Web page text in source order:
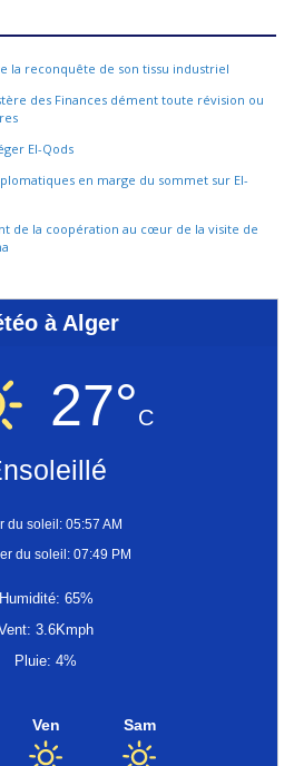
la reconquête de son tissu industriel
des Finances dément toute révision ou
El-Qods
en marge du sommet sur El-
de la coopération au cœur de la visite de
à Alger
27°C
du soleil: 05:57 AM
du soleil: 07:49 PM
Humidité: 65%
3.6Kmph
Pluie: 4%
Ven Sam